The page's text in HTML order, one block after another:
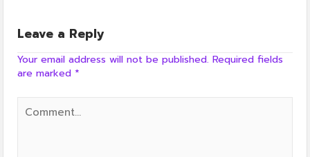
Leave a Reply
Your email address will not be published. Required fields
are marked *